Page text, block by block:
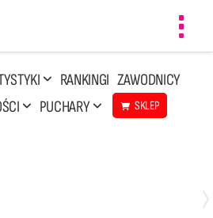
RANKINGI ZAWODNICY
PUCHARY SKLEP